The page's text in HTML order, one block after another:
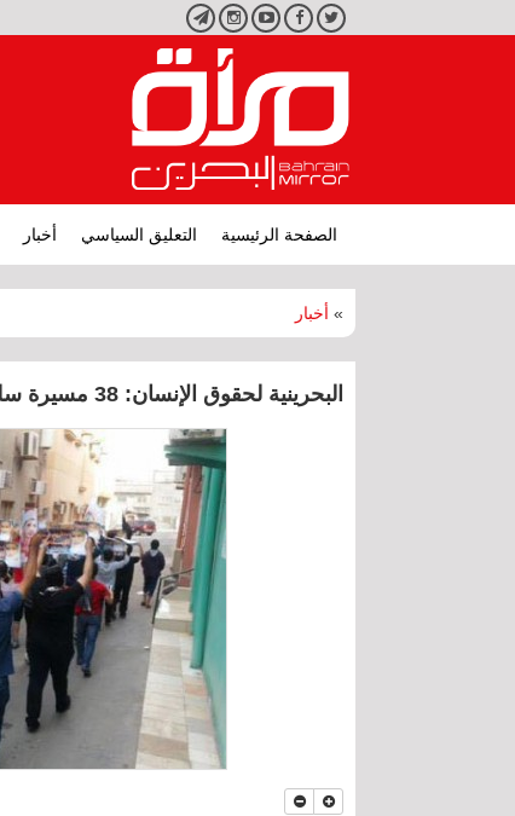
تويتر فيسبوكيوتيوبانستجرامتليجرام
الصفحة الرئيسية التعليق السياسي أخبار
» أخبار
البحرينية لحقوق الإنسان: 38 مسيرة سلمية في الأسبوع الثالث من أكتوبر